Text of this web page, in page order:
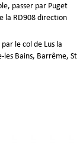
passer par Puget
la RD908 direction
le col de Lus la
les Bains, Barrême, St